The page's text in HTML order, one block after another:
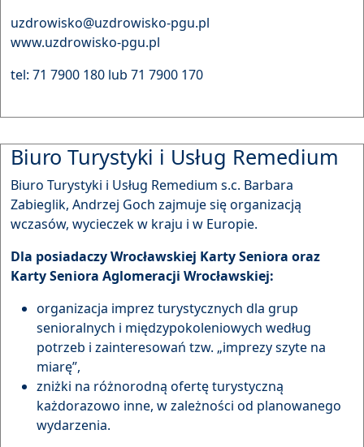
uzdrowisko@uzdrowisko-pgu.pl
www.uzdrowisko-pgu.pl
tel: 71 7900 180 lub 71 7900 170
Biuro Turystyki i Usług Remedium
Biuro Turystyki i Usług Remedium s.c. Barbara
Zabieglik, Andrzej Goch zajmuje się organizacją
wczasów, wycieczek w kraju i w Europie.
Dla posiadaczy Wrocławskiej Karty Seniora oraz
Karty Seniora Aglomeracji Wrocławskiej:
organizacja imprez turystycznych dla grup
senioralnych i międzypokoleniowych według
potrzeb i zainteresowań tzw. „imprezy szyte na
miarę”,
zniżki na różnorodną ofertę turystyczną
każdorazowo inne, w zależności od planowanego
wydarzenia.